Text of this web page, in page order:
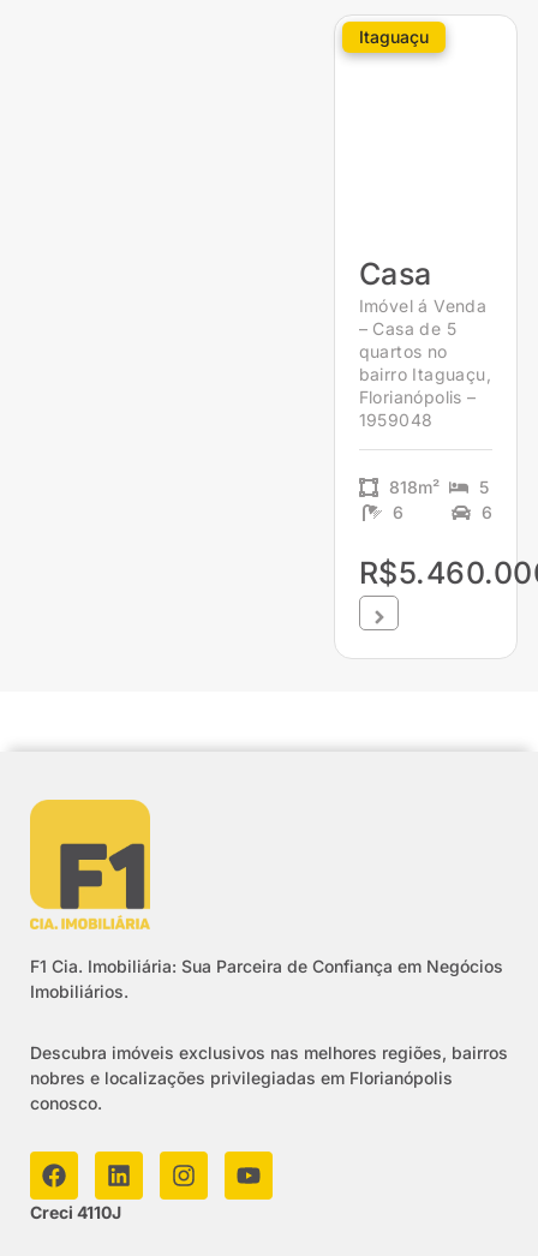
Itaguaçu
Casa
Imóvel á Venda
– Casa de 5
quartos no
bairro Itaguaçu,
Florianópolis –
1959048
818m²
5
6
6
F1 Cia. Imobiliária: Sua Parceira de Confiança em Negócios
Imobiliários.
Descubra imóveis exclusivos nas melhores regiões, bairros
nobres e localizações privilegiadas em Florianópolis
conosco.
Creci 4110J